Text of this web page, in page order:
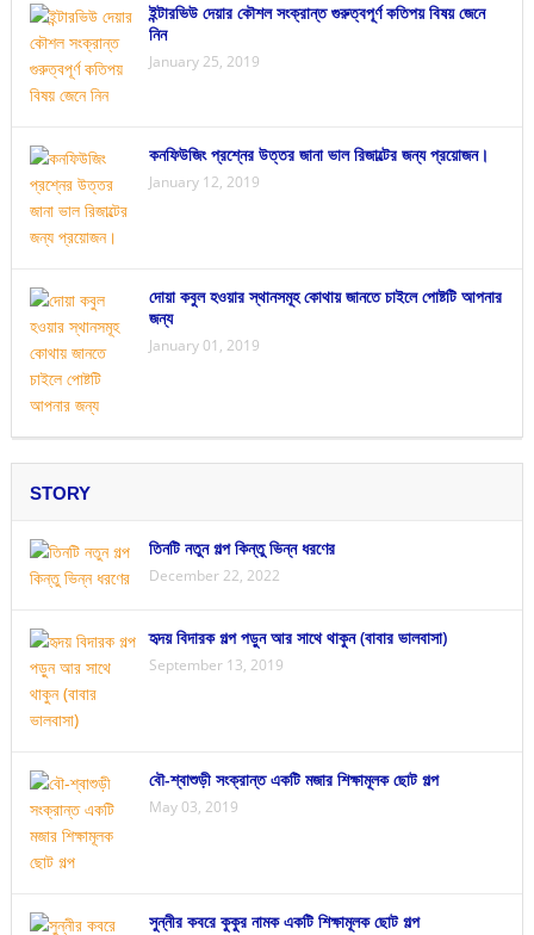
ইন্টারভিউ দেয়ার কৌশল সংক্রান্ত গুরুত্বপূর্ণ কতিপয় বিষয় জেনে
নিন
January 25, 2019
কনফিউজিং প্রশ্নের উত্তর জানা ভাল রিজাল্টের জন্য প্রয়োজন।
January 12, 2019
দোয়া কবুল হওয়ার স্থানসমূহ কোথায় জানতে চাইলে পোষ্টটি আপনার
জন্য
January 01, 2019
STORY
তিনটি নতুন গল্প কিন্তু ভিন্ন ধরণের
December 22, 2022
হৃদয় বিদারক গল্প পড়ুন আর সাথে থাকুন (বাবার ভালবাসা)
September 13, 2019
বৌ-শ্বাশুড়ী সংক্রান্ত একটি মজার শিক্ষামূলক ছোট গল্প
May 03, 2019
সুন্নীর কবরে কুকুর নামক একটি শিক্ষামূলক ছোট গল্প